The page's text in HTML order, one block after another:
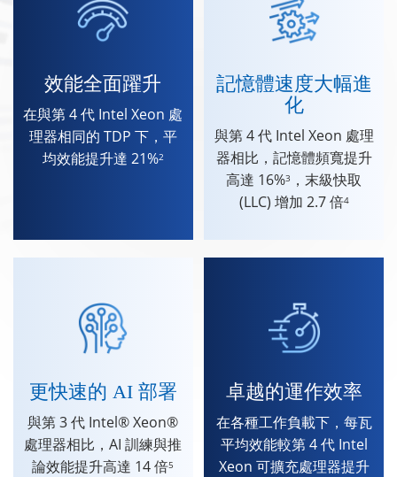
效能全面躍升
在與第 4 代 Intel Xeon 處
理器相同的 TDP 下，平
均效能提升達 21%2
記憶體速度大幅進
化
與第 4 代 Intel Xeon 處理
器相比，記憶體頻寬提升
高達 16%3
，末級快取
(LLC) 增加 2.7 倍4
更快速的 AI 部署
與第 3 代 Intel® Xeon®
處理器相比，AI 訓練與推
論效能提升高達 14 倍5
卓越的運作效率
在各種工作負載下，每瓦
平均效能較第 4 代 Intel
Xeon 可擴充處理器提升